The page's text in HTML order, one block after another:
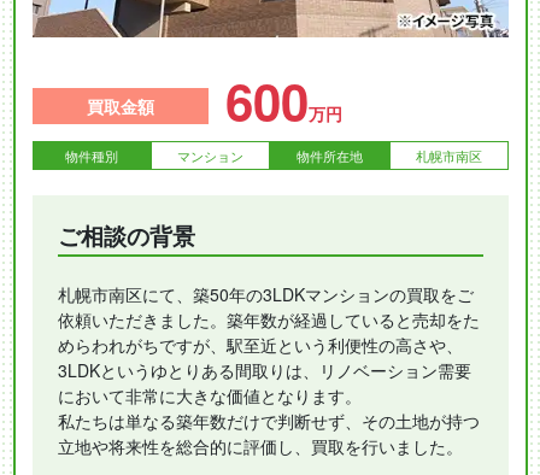
買取金額 600万円
物件種別 マンション 物件所在地 札幌市南区
ご相談の背景
札幌市南区にて、築50年の3LDKマンションの買取をご
依頼いただきました。築年数が経過していると売却をた
めらわれがちですが、駅至近という利便性の高さや、
3LDKというゆとりある間取りは、リノベーション需要
において非常に大きな価値となります。
私たちは単なる築年数だけで判断せず、その土地が持つ
立地や将来性を総合的に評価し、買取を行いました。